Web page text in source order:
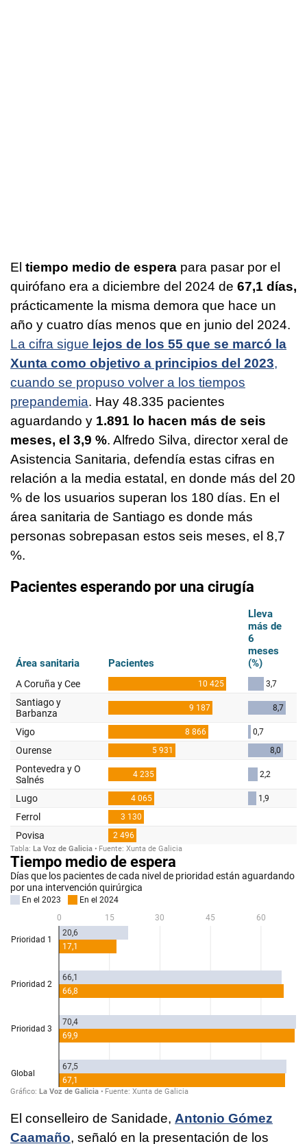
El tiempo medio de espera para pasar por el
quirófano era a diciembre del 2024 de 67,1 días,
prácticamente la misma demora que hace un
año y cuatro días menos que en junio del 2024.
La cifra sigue lejos de los 55 que se marcó la
Xunta como objetivo a principios del 2023,
cuando se propuso volver a los tiempos
prepandemia. Hay 48.335 pacientes
aguardando y 1.891 lo hacen más de seis
meses, el 3,9 %. Alfredo Silva, director xeral de
Asistencia Sanitaria, defendía estas cifras en
relación a la media estatal, en donde más del 20
% de los usuarios superan los 180 días. En el
área sanitaria de Santiago es donde más
personas sobrepasan estos seis meses, el 8,7
%.
El conselleiro de Sanidade, Antonio Gómez
Caamaño, señaló en la presentación de los